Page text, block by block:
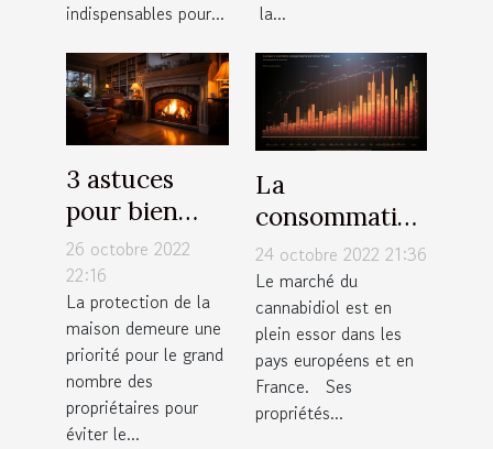
indispensables pour... la...
3 astuces
pour bien
protéger
votre maison
26 octobre 2022
22:16
La protection de la
maison demeure une
priorité pour le grand
nombre des
propriétaires pour
éviter le...
La
consommation
de CBD Full
Spectrum
24 octobre 2022 21:36
Le marché du
cannabidiol est en
plein essor dans les
pays européens et en
France. Ses
propriétés...